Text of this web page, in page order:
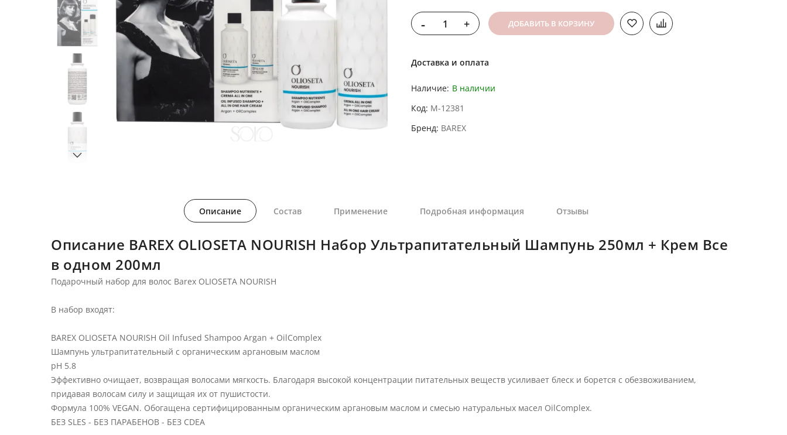
- + ДОБАВИТЬ В КОРЗИНУ
Доставка и оплата
Наличие: В наличии
Код M-12381
Бренд BAREX
Описание
Описание BAREX OLIOSETA NOURISH Набор Ультрапитательный Шампунь 250мл + Крем Все
в одном 200мл
Подарочный набор для волос Barex OLIOSETA NOURISH
В набор входят:
BAREX OLIOSETA NOURISH Oil Infused Shampoo Argan + OilComplex
Шампунь ультрапитательный с органическим аргановым маслом
pH 5.8
Эффективно очищает, возвращая волосами мягкость. Благодаря высокой концентрации питательных веществ усиливает блеск и борется с обезвоживанием,
придавая волосам силу и защищая их от пушистости.
Формула 100% VEGAN. Обогащена сертифицированным органическим аргановым маслом и смесью натуральных масел OilComplex.
БЕЗ SLES - БЕЗ ПАРАБЕНОВ - БЕЗ CDEA
Состав Применение Подробная информация Отзывы